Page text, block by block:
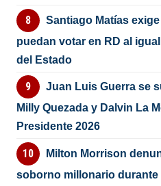
Santiago Matías
puedan votar en RD al
del Estado
Juan Luis Guerra se
Milly Quezada y Dalvin La
Presidente 2026
Milton Morrison
soborno millonario durante